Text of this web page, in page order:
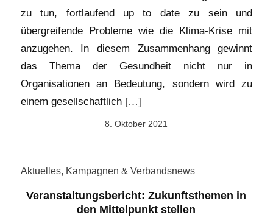
zu tun, fortlaufend up to date zu sein und
übergreifende Probleme wie die Klima-Krise mit
anzugehen. In diesem Zusammenhang gewinnt
das Thema der Gesundheit nicht nur in
Organisationen an Bedeutung, sondern wird zu
einem gesellschaftlich […]
8. Oktober 2021
Aktuelles, Kampagnen & Verbandsnews
Veranstaltungsbericht: Zukunftsthemen in
den Mittelpunkt stellen